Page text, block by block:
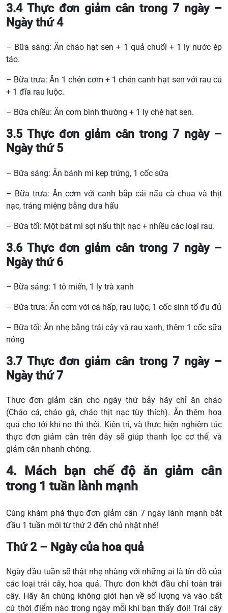
3.4 Thực đơn giảm cân trong 7 ngày –
Ngày thứ 4
– Bữa sáng: Ăn cháo hạt sen + 1 quả chuối + 1 ly nước ép
táo.
– Bữa trưa: Ăn 1 chén cơm + 1 chén canh hạt sen với rau củ
+ 1 đĩa rau luộc.
– Bữa chiều: Ăn cơm bình thường + 1 ly chè hạt sen.
3.5 Thực đơn giảm cân trong 7 ngày –
Ngày thứ 5
– Bữa sáng: Ăn bánh mì kẹp trứng, 1 cốc sữa
– Bữa trưa: Ăn cơm với canh bắp cải nấu cà chua và thịt
nạc, tráng miệng bằng dưa hấu
– Bữa tối: Một bát mì sợi nấu thịt nạc + nhiều các loại rau.
3.6 Thực đơn giảm cân trong 7 ngày –
Ngày thứ 6
– Bữa sáng: 1 tô miến, 1 ly trà xanh
– Bữa trưa: Ăn cơm với cá hấp, rau luộc, 1 cốc sinh tố đu đủ
– Bữa tối: Ăn nhẹ bằng trái cây và rau xanh, thêm 1 cốc sữa
nóng
3.7 Thực đơn giảm cân trong 7 ngày –
Ngày thứ 7
Thực đơn giảm cân cho ngày thứ bảy hãy chỉ ăn cháo
(Cháo cá, cháo gà, cháo thịt nạc tùy thích). Ăn thêm hoa
quả cho tới khi no thì thôi. Kiên trì, và thực hiện nghiêm túc
thực đơn giảm cân trên đây sẽ giúp thanh lọc cơ thể, và
giảm cân nhanh chóng.
4. Mách bạn chế độ ăn giảm cân
trong 1 tuần lành mạnh
Cùng khám phá thực đơn giảm cân 7 ngày lành mạnh bắt
đầu 1 tuần mới từ thứ 2 đến chủ nhật nhé!
Thứ 2 – Ngày của hoa quả
Ngày đầu tuần sẽ thật nhẹ nhàng với những ai là tín đồ của
các loại trái cây, hoa quả. Thực đơn khởi đầu chỉ toàn trái
cây. Hãy ăn chúng không giới hạn về số lượng và vào bất
cứ thời điểm nào trong ngày mỗi khi bạn thấy đói! Trái cây